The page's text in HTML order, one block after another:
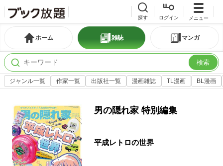
探す ログイン メニュー
ホーム 雑誌 マンガ
検索
ジャンル一覧 作家一覧 出版社一覧 漫画雑誌 TL漫画 BL漫画
男の隠れ家 特別編集
平成レトロの世界